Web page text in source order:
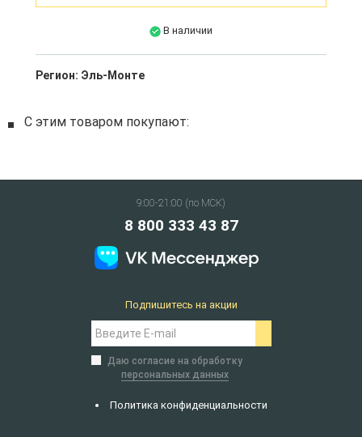
В наличии
Регион: Эль-Монте
С этим товаром покупают:
9:00-21:00 (по МСК)
8 800 333 43 87
Политика конфиденциальности
Подпишитесь на акции
Даю согласие на обработку
персональных данных